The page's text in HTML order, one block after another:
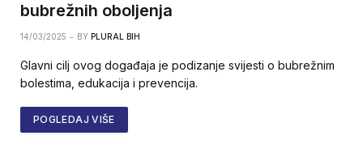
bubrežnih oboljenja
14/03/2025 BY PLURAL BIH
Glavni cilj ovog događaja je podizanje svijesti o bubrežnim
bolestima, edukacija i prevencija.
POGLEDAJ VIŠE